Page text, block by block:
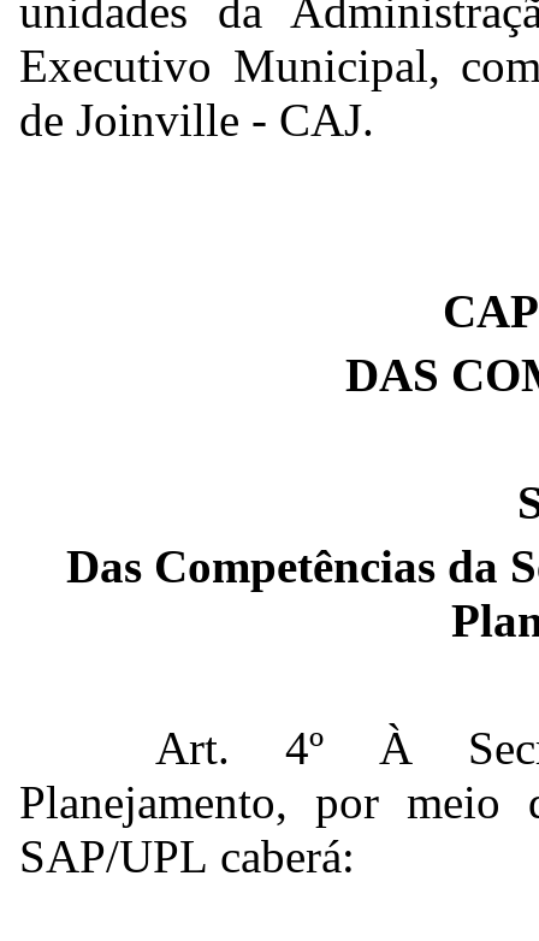
unidades da
Executivo Municipal,
de Joinville - CAJ.
DAS
Das Competências da
Art. 4º À
Planejamento, por meio
SAP/UPL caberá: